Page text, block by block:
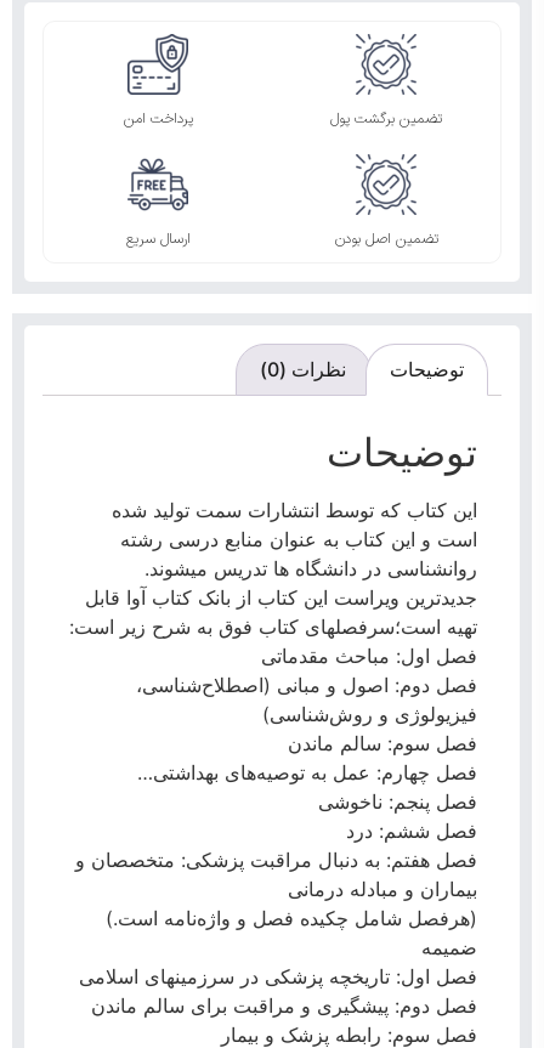
تضمین برگشت پول پرداخت امن
تضمین اصل بودن ارسال سریع
توضیحات نظرات (0)
توضیحات
این کتاب که توسط انتشارات سمت تولید شده
است و این کتاب به عنوان منابع درسی رشته
روانشناسی در دانشگاه ها تدریس میشوند.
جدیدترین ویراست این کتاب از بانک کتاب آوا قابل
تهیه است؛سرفصلهای کتاب فوق به شرح زیر است:
فصل اول: مباحث مقدماتی
فصل دوم: اصول و مبانی (اصطلاح‌شناسی،
فیزیولوژی و روش‌شناسی)
فصل سوم: سالم ماندن
فصل چهارم: عمل به توصیه‌های بهداشتی…
فصل پنجم: ناخوشی
فصل ششم: درد
فصل هفتم: به دنبال مراقبت پزشکی: متخصصان و
بیماران و مبادله درمانی
(هرفصل شامل چکیده فصل و واژه‌نامه است.)
ضمیمه
فصل اول: تاریخچه پزشکی در سرزمینهای اسلامی
فصل دوم: پیشگیری و مراقبت برای سالم ماندن
فصل سوم: رابطه پزشک و بیمار